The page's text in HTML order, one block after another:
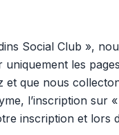
Social Club »,
les
que nous
l’inscription
inscription et lors